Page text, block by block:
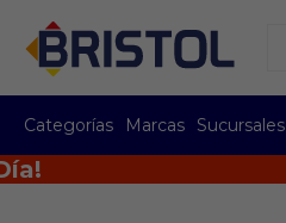
Categorías Marcas Sucursales